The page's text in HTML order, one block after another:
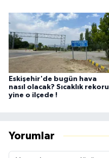
Eskişehir'de bugün hava
nasıl olacak? Sıcaklık rekoru
yine o ilçede !
Yorumlar